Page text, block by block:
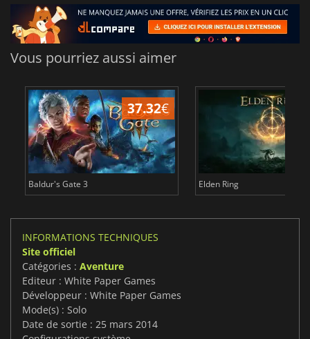
Vous pourriez aussi aimer
37.32€
Baldur's Gate 3 Elden Ring
INFORMATIONS TECHNIQUES
Site officiel
Catégories : Aventure
Editeur : White Paper Games
Développeur : White Paper Games
Mode(s) : Solo
Date de sortie : 25 mars 2014